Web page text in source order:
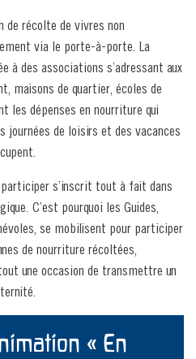
de récolte de vivres non
via le porte-à-porte. La
à des associations s’adressant aux
maisons de quartier, écoles de
les dépenses en nourriture qui
journées de loisirs et des vacances
s’inscrit tout à fait dans
C’est pourquoi les Guides,
se mobilisent pour participer
de nourriture récoltées,
une occasion de transmettre un
« En